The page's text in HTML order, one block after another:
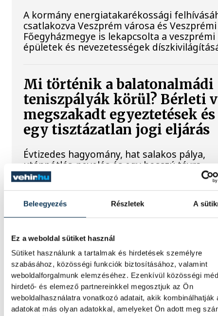
Beleegyezés Részletek A
Ez a weboldal sütiket használ
Sütiket használunk a tartalmak és hirdetések személyre
szabásához, közösségi funkciók biztosításához, valamint
weboldalforgalmunk elemzéséhez. Ezenkívül közösségi
hirdető- és elemező partnereinkkel megosztjuk az Ön
weboldalhasználatra vonatkozó adatait, akik kombinálhatják
adatokat más olyan adatokkal, amelyeket Ön adott meg
A kormány energiatakarékossági
csatlakozva Veszprém városa és Veszprémi
Főegyházmegye is lekapcsolta a veszprémi
épületek és nevezetességek
Mi történik a balatonalmádi
teniszpályák körül? Bérleti
megszakadt egyeztetések és
egy tisztázatlan jogi eljárás
Évtizedes hagyomány, hat salakos pálya,
utánpótlás-nevelés és egy hosszú távra
megkötött bérleti szerződés áll az egyik
A másikon az önkormányzat, amely szerint
Balatonalmádi Tenisz Klub aránytalanul
összegért használja a városi területet.
Megkerestük az egyesület két képviselőjét
az ügy.
Folyamatosan öntöz a VKSZ,
mégsem fogy az ivóvíz